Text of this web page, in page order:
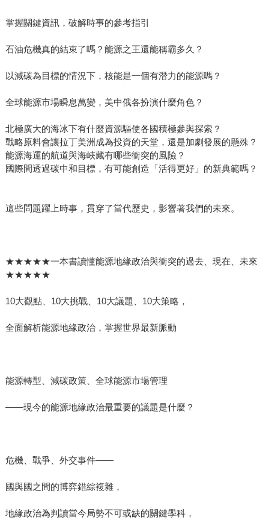
掌握關鍵資訊，破解時事的參考指引
石油危機真的結束了嗎？能源之王還能稱霸多久？
以減碳為目標的情況下，核能是一個有潛力的能源嗎？
全球能源市場瞬息萬變，美中俄各扮演什麼角色？
北極廣大的海冰下有什麼資源驅使各國積極參與探索？
戰略原料會讓拉丁美洲成為投資的天堂，還是加劇發展的懸殊？
能源海運的航道與海峽藏有哪些衝突的風險？
國際間透過碳中和目標，有可能創造「活得更好」的新典範嗎？
這些問題躍上時事，貫穿了當代歷史，影響著我們的未來。
★★★★★一本書讀懂能源地緣政治與衝突的過去、現在、未來
★★★★★
10大觀點、10大挑戰、10大議題、10大策略，
全面解析能源地緣政治，掌握世界最新脈動
能源轉型、減碳政策、全球能源市場管理
——現今的能源地緣政治最重要的議題是什麼？
危機、戰爭、外交事件——
國與國之間的博弈錯綜複雜，
地緣政治為判讀當今局勢不可或缺的關鍵學科，